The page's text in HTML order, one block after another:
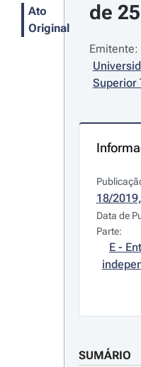
Ato
Original
de
Emitente:
Superior
18/
Data de
Parte:
E -
SUMÁRIO